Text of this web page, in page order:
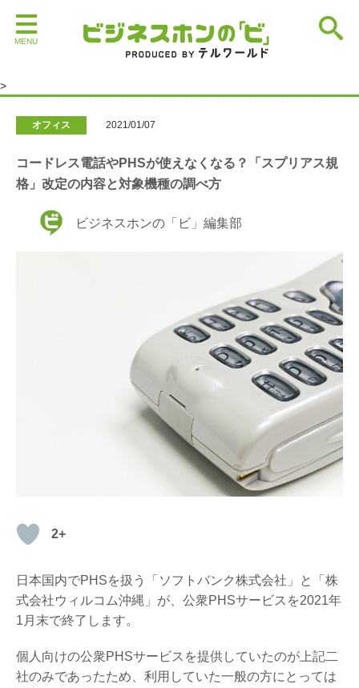
>
オフィス 2021/01/07
コードレス電話やPHSが使えなくなる？「スプリアス規
格」改定の内容と対象機種の調べ方
ビジネスホンの「ビ」編集部
2+
日本国内でPHSを扱う「ソフトバンク株式会社」と「株
式会社ウィルコム沖縄」が、公衆PHSサービスを2021年
1月末で終了します。
個人向けの公衆PHSサービスを提供していたのが上記二
社のみであったため、利用していた一般の方にとっては